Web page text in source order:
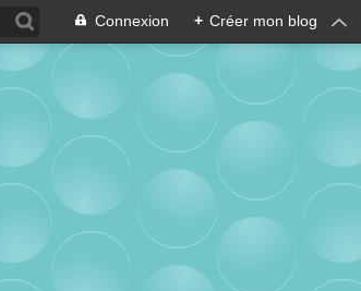
Connexion + Créer mon blog